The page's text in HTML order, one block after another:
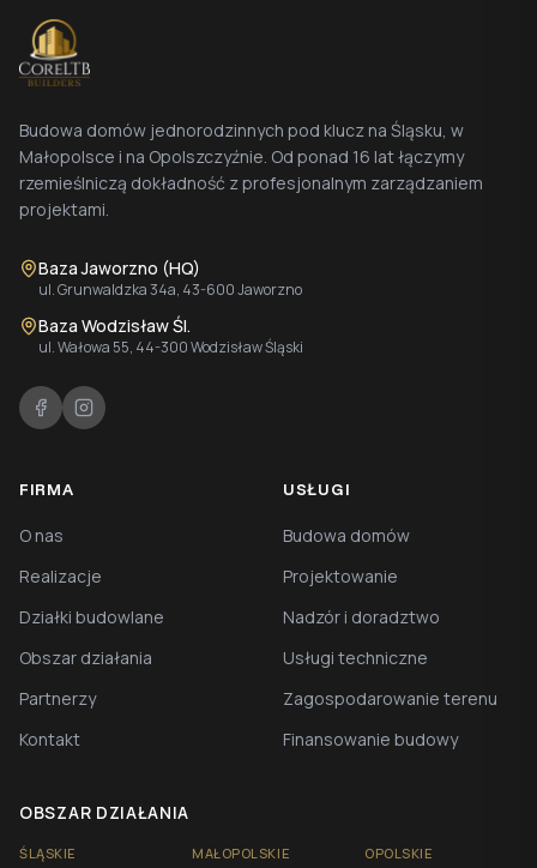
Budowa domów jednorodzinnych pod klucz na Śląsku, w
Małopolsce i na Opolszczyźnie. Od ponad 16 lat łączymy
rzemieślniczą dokładność z profesjonalnym zarządzaniem
projektami.
Baza Jaworzno (HQ)
ul. Grunwaldzka 34a, 43-600 Jaworzno
Baza Wodzisław Śl.
ul. Wałowa 55, 44-300 Wodzisław Śląski
FIRMA
O nas
Realizacje
Działki budowlane
Obszar działania
Partnerzy
Kontakt
USŁUGI
Budowa domów
Projektowanie
Nadzór i doradztwo
Usługi techniczne
Zagospodarowanie terenu
Finansowanie budowy
OBSZAR DZIAŁANIA
ŚLĄSKIE MAŁOPOLSKIE OPOLSKIE